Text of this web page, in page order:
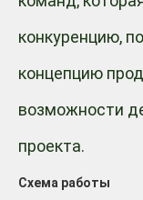
конкуренцию,
концепцию
возможности
проекта.
Схема работы